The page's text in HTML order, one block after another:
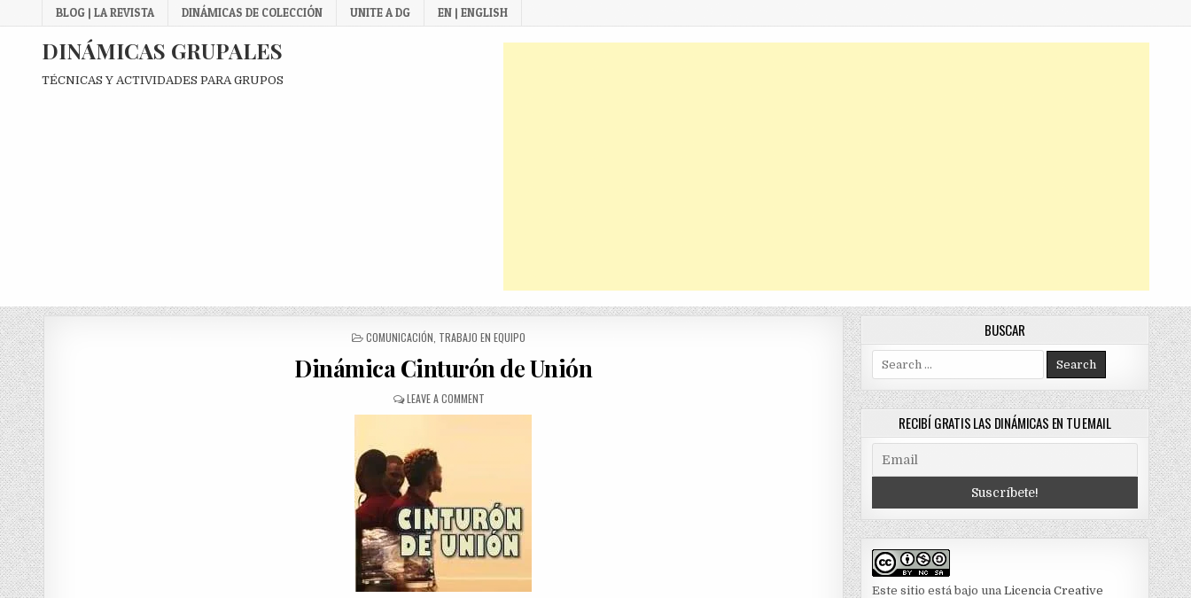
to
BLOG | LA REVISTA DINÁMICAS DE COLECCIÓN UNITE A DG EN | ENGLISH
DINÁMICAS GRUPALES
TÉCNICAS Y ACTIVIDADES PARA GRUPOS
POSTED
COMUNICACIÓN TRABAJO EN EQUIPO
Dinámica Cinturón de Unión
LEAVE A COMMENTON
DINÁMICA
BUSCAR
Search
for:
RECIBÍ GRATIS LAS DINÁMICAS EN TU EMAIL
Este sitio está bajo una Licencia Creative